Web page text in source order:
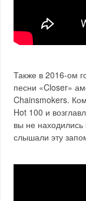
Также в 2016-ом
песни «Closer»
Chainsmokers.
Hot 100 и
вы не
слышали эту